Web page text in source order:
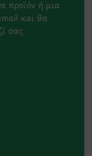
προϊόν ή μια
και θα
σας.